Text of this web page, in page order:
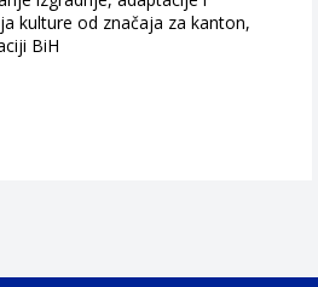
kulture od značaja za kanton,
BiH